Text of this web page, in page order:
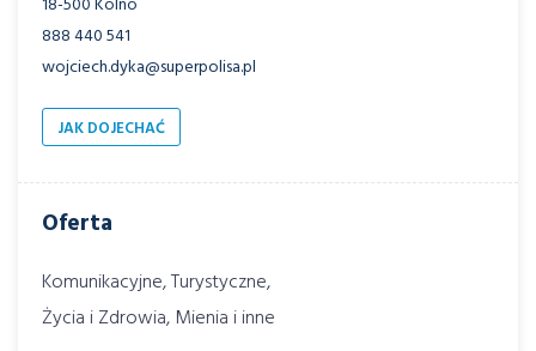
18-500 Kolno
888 440 541
wojciech.dyka@superpolisa.pl
JAK DOJECHAĆ
Oferta
Komunikacyjne, Turystyczne,
Życia i Zdrowia, Mienia i inne